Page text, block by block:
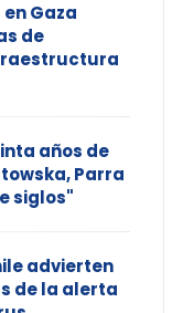
Gaza
de
años de
Parra
siglos"
advierten
de la alerta